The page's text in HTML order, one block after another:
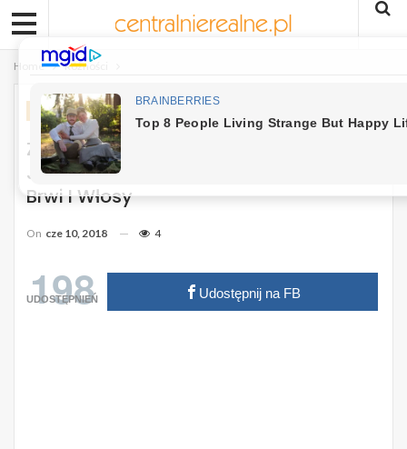
Home Różności
RÓŻNOŚCI
Zapomnij O Drogich Odżywkach!
Jeden Składnik Odmieni Twoje Rzęsy,
Brwi I Włosy
On cze 10, 2018 4
198
UDOSTĘPNIEŃ Udostępnij na FB